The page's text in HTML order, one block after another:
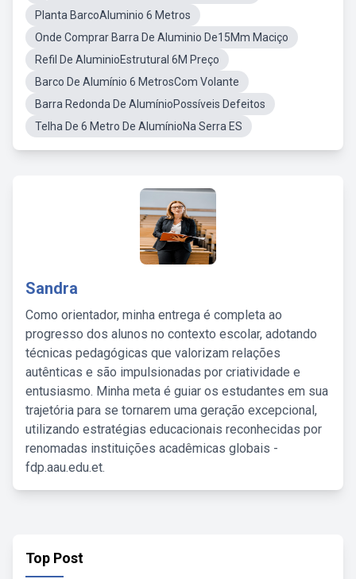
Planta BarcoAluminio 6 Metros
Onde Comprar Barra De Aluminio De15Mm Maciço
Refil De AluminioEstrutural 6M Preço
Barco De Alumínio 6 MetrosCom Volante
Barra Redonda De AlumínioPossíveis Defeitos
Telha De 6 Metro De AlumínioNa Serra ES
Sandra
Como orientador, minha entrega é completa ao
progresso dos alunos no contexto escolar, adotando
técnicas pedagógicas que valorizam relações
autênticas e são impulsionadas por criatividade e
entusiasmo. Minha meta é guiar os estudantes em sua
trajetória para se tornarem uma geração excepcional,
utilizando estratégias educacionais reconhecidas por
renomadas instituições acadêmicas globais -
fdp.aau.edu.et.
Top Post